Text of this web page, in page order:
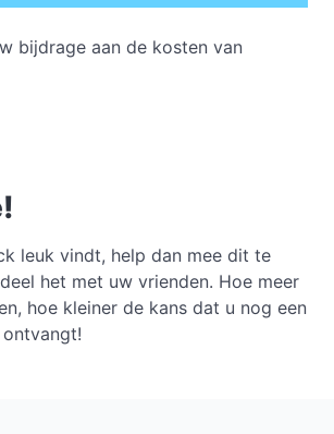
bijdrage aan de kosten van
leuk vindt, help dan mee dit te
het met uw vrienden. Hoe meer
hoe kleiner de kans dat u nog een